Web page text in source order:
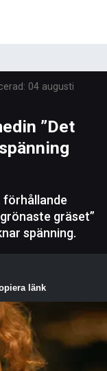
04 augusti
”Det
gräset”
spänning.
länk